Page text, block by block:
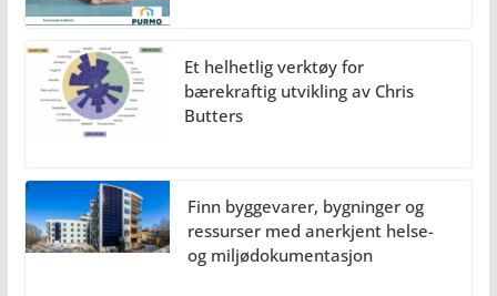
Et helhetlig verktøy for
bærekraftig utvikling av Chris
Butters
Finn byggevarer, bygninger og
ressurser med anerkjent helse-
og miljødokumentasjon